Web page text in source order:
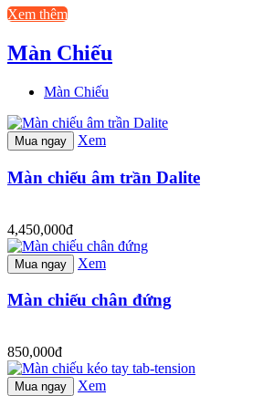
Xem thêm
Màn Chiếu
Màn Chiếu
Mua ngay Xem
Màn chiếu âm trần Dalite
4,450,000đ
Mua ngay Xem
Màn chiếu chân đứng
850,000đ
Mua ngay Xem